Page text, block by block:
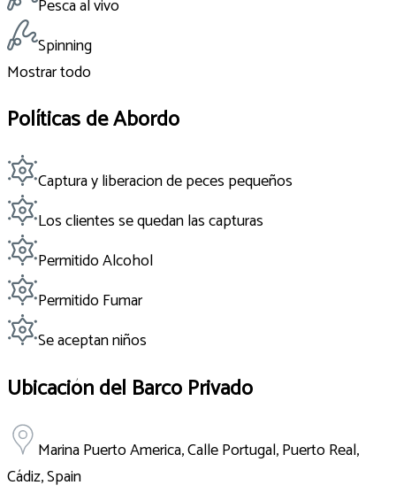
Pesca al vivo
Spinning
Mostrar todo
Políticas de Abordo
Captura y liberacion de peces pequeños
Los clientes se quedan las capturas
Permitido Alcohol
Permitido Fumar
Se aceptan niños
Ubicación del Barco Privado
Marina Puerto America, Calle Portugal, Puerto Real,
Cádiz, Spain